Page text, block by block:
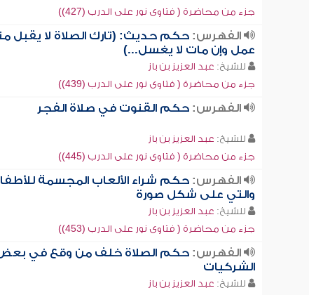
جزء من محاضرة ( فتاوى نور على الدرب (427))
الفهرس:حكم حديث: (تارك الصلاة لا يقبل
عمل وإن مات لا يغسل...)
للشيخ: عبد العزيز بن باز
جزء من محاضرة ( فتاوى نور على الدرب (439))
الفهرس:حكم القنوت في صلاة الفجر
للشيخ: عبد العزيز بن باز
جزء من محاضرة ( فتاوى نور على الدرب (445))
الفهرس:حكم شراء الألعاب المجسمة
والتي على شكل صورة
للشيخ: عبد العزيز بن باز
جزء من محاضرة ( فتاوى نور على الدرب (453))
الفهرس:حكم الصلاة خلف من وقع في
الشركيات
للشيخ: عبد العزيز بن باز